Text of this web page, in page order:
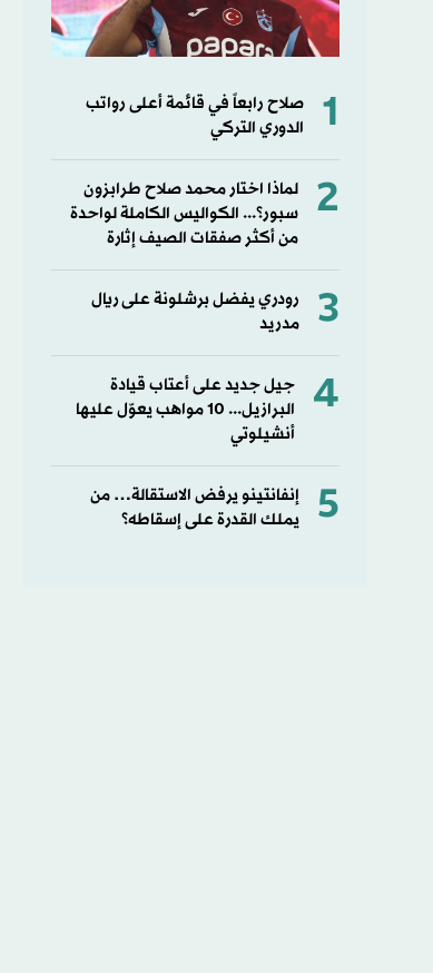
1
صلاح رابعاً في قائمة أعلى رواتب
الدوري التركي
2
لماذا اختار محمد صلاح طرابزون
سبور؟... الكواليس الكاملة لواحدة
من أكثر صفقات الصيف إثارة
3
رودري يفضل برشلونة على ريال
مدريد
4
جيل جديد على أعتاب قيادة
البرازيل... 10 مواهب يعوّل عليها
أنشيلوتي
5
إنفانتينو يرفض الاستقالة… من
يملك القدرة على إسقاطه؟